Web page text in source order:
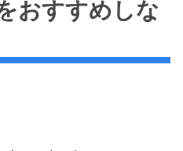
おすすめしな